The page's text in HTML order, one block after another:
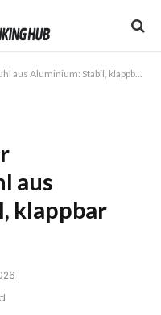
Stabil, klappbar und mobil
aus
klappbar